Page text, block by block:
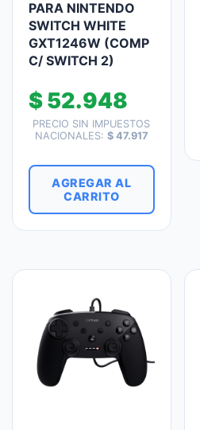
PARA NINTENDO
SWITCH WHITE
GXT1246W (COMP
C/ SWITCH 2)
$52.948
PRECIO SIN IMPUESTOS
NACIONALES: $47.917
AGREGAR AL
CARRITO